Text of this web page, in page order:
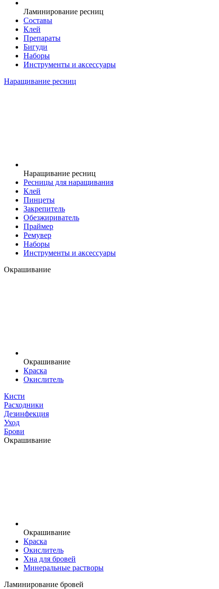
Ламинирование ресниц
Составы
Клей
Препараты
Бигуди
Наборы
Инструменты и аксессуары
Наращивание ресниц
Наращивание ресниц
Ресницы для наращивания
Клей
Пинцеты
Закрепитель
Обезжириватель
Праймер
Ремувер
Наборы
Инструменты и аксессуары
Окрашивание
Окрашивание
Краска
Окислитель
Кисти
Расходники
Дезинфекция
Уход
Брови
Окрашивание
Окрашивание
Краска
Окислитель
Хна для бровей
Минеральные растворы
Ламинирование бровей